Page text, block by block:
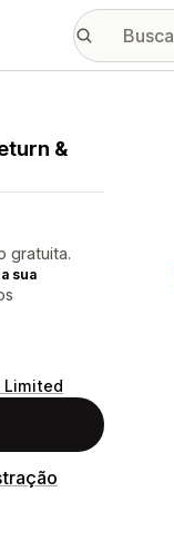
&
gratuita.
sua
Limited